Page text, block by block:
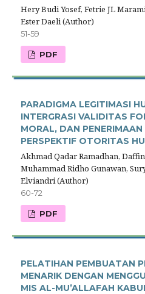
Hery Budi Yosef, Fetrie JL
Ester Daeli (Author)
51-59
PDF
PARADIGMA LEGITIMASI
INTERGRASI VALIDITAS
MORAL, DAN
PERSPEKTIF OTORITAS
Akhmad Qadar Ramadhan,
Muhammad Ridho Gunawan,
Elviandri (Author)
60-72
PDF
PELATIHAN PEMBUATAN
MENARIK DENGAN
MIS AL-MU’ALLAFAH